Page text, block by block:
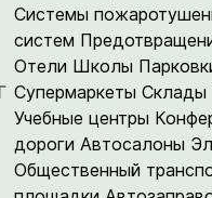
Системы
систем
Отели Школы
Супермаркеты Склады
Учебные центры
дороги Автосалоны
Общественный